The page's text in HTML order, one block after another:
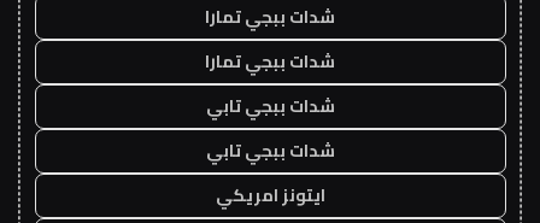
شدات ببجي تمارا
شدات ببجي تمارا
شدات ببجي تابي
شدات ببجي تابي
ايتونز امريكي